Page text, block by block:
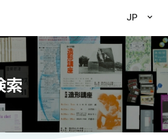
JP
索